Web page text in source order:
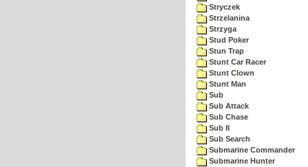
Stryczek
Strzelanina
Strzyga
Stud Poker
Stun Trap
Stunt Car Racer
Stunt Clown
Stunt Man
Sub
Sub Attack
Sub Chase
Sub II
Sub Search
Submarine Commander
Submarine Hunter